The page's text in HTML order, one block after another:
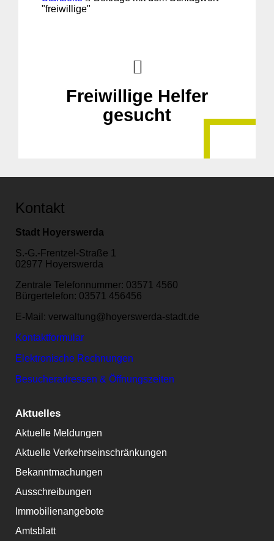
"freiwillige"
Freiwillige Helfer
gesucht
Kontakt
Stadt Hoyerswerda
S.-G.-Frentzel-Straße 1
02977 Hoyerswerda
Zentrale Telefonnummer: 03571 4560
Bürgertelefon: 03571 456456
E-Mail: verwaltung@hoyerswerda-stadt.de
Kontaktformular
Elektronische Rechnungen
Besucheradressen & Öffnungszeiten
Aktuelles
Aktuelle Meldungen
Aktuelle Verkehrseinschränkungen
Bekanntmachungen
Ausschreibungen
Immobilienangebote
Amtsblatt